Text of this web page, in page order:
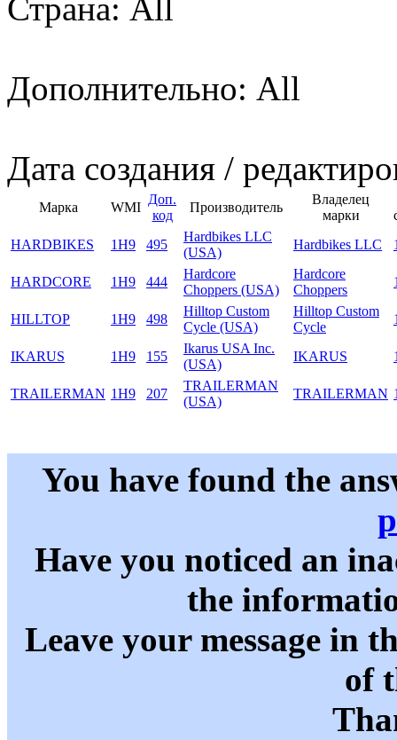
Страна: All
Дополнительно: All
Дата создания /
Марка WMI
Доп.
код
Производитель
Владелец
марки
HARDBIKES
1H9 495
Hardbikes LLC
(USA)
Hardbikes LLC
HARDCORE 1H9 444
Hardcore
Choppers (USA)
Hardcore
Choppers
HILLTOP 1H9 498
Hilltop Custom
Cycle (USA)
Hilltop Custom
Cycle
IKARUS 1H9 155
Ikarus USA Inc.
(USA)
IKARUS
TRAILERMAN 1H9 207
TRAILERMAN
(USA)
TRAILERMAN
You have found the
Have you noticed an
the
Leave your message in
of